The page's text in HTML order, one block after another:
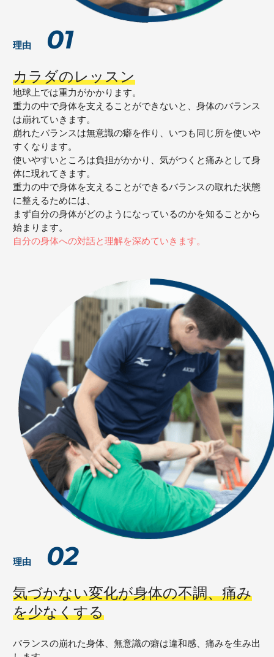
理由 01
カラダのレッスン
地球上では重力がかかります。
重力の中で身体を支えることができないと、身体のバランス
は崩れていきます。
崩れたバランスは無意識の癖を作り、いつも同じ所を使いや
すくなります。
使いやすいところは負担がかかり、気がつくと痛みとして身
体に現れてきます。
重力の中で身体を支えることができるバランスの取れた状態
に整えるためには、
まず自分の身体がどのようになっているのかを知ることから
始まります。
自分の身体への対話と理解を深めていきます。
理由 02
気づかない変化が身体の不調、痛み
を少なくする
バランスの崩れた身体、無意識の癖は違和感、痛みを生み出